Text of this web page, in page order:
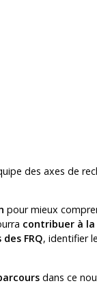
des axes de
pour mieux
contribuer à la
FRQ, identifier
dans ce